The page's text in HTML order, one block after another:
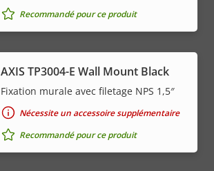
Recommandé pour ce produit
AXIS TP3004-E Wall Mount Black
Fixation murale avec filetage NPS 1,5″
Nécessite un accessoire supplémentaire
Recommandé pour ce produit